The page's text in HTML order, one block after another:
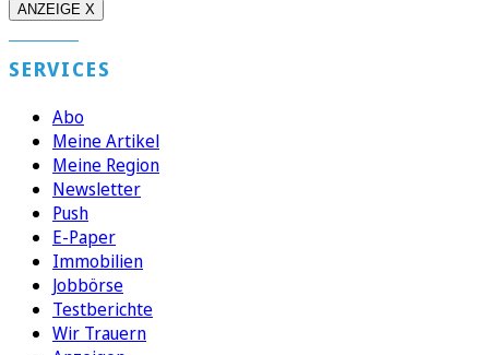
ANZEIGE X
SERVICES
Abo
Meine Artikel
Meine Region
Newsletter
Push
E-Paper
Immobilien
Jobbörse
Testberichte
Wir Trauern